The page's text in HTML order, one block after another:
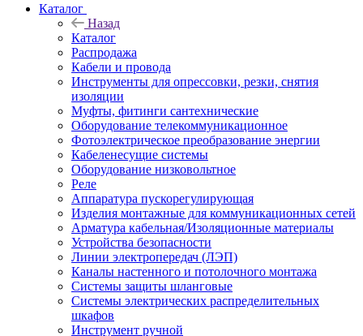
Каталог
Назад
Каталог
Распродажа
Кабели и провода
Инструменты для опрессовки, резки, снятия
изоляции
Муфты, фитинги сантехнические
Оборудование телекоммуникационное
Фотоэлектрическое преобразование энергии
Кабеленесущие системы
Оборудование низковольтное
Реле
Аппаратура пускорегулирующая
Изделия монтажные для коммуникационных сетей
Арматура кабельная/Изоляционные материалы
Устройства безопасности
Линии электропередач (ЛЭП)
Каналы настенного и потолочного монтажа
Системы защиты шланговые
Системы электрических распределительных
шкафов
Инструмент ручной